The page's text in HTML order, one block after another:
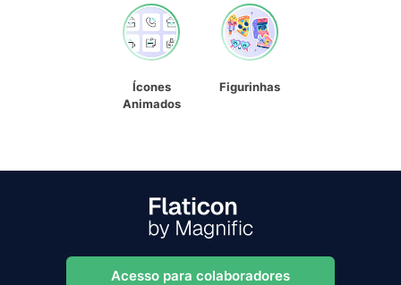
Ícones
Animados
Figurinhas
Acesso para colaboradores